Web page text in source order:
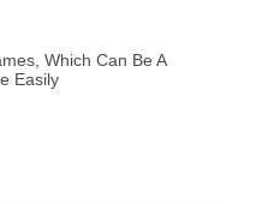
Which Can Be A
Easily